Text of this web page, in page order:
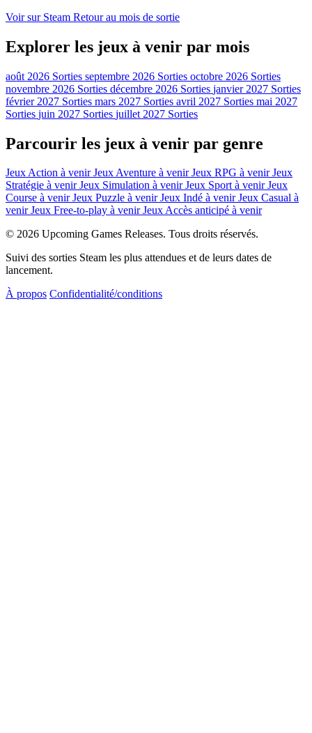
Voir sur Steam Retour au mois de sortie
Explorer les jeux à venir par mois
août 2026 Sorties septembre 2026 Sorties octobre 2026 Sorties
novembre 2026 Sorties décembre 2026 Sorties janvier 2027 Sorties
février 2027 Sorties mars 2027 Sorties avril 2027 Sorties mai 2027
Sorties juin 2027 Sorties juillet 2027 Sorties
Parcourir les jeux à venir par genre
Jeux Action à venirJeux Aventure à venirJeux RPG à venirJeux
Stratégie à venirJeux Simulation à venirJeux Sport à venirJeux
Course à venirJeux Puzzle à venirJeux Indé à venirJeux Casual à
venirJeux Free-to-play à venirJeux Accès anticipé à venir
© 2026 Upcoming Games Releases. Tous droits réservés.
Suivi des sorties Steam les plus attendues et de leurs dates de
lancement.
À propos Confidentialité/conditions